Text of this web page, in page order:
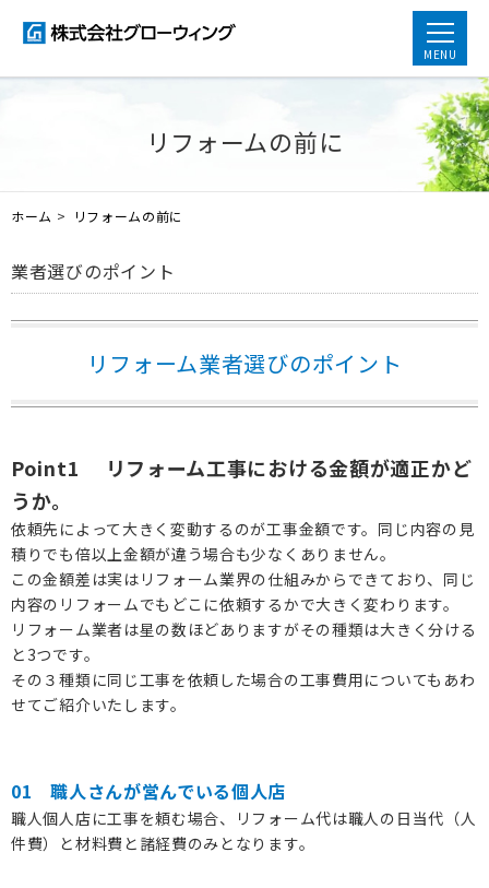
MENU
リフォームの前に
ホーム > リフォームの前に
業者選びのポイント
リフォーム業者選びのポイント
Point1 リフォーム工事における金額が適正かど
うか。
依頼先によって大きく変動するのが工事金額です。同じ内容の見
積りでも倍以上金額が違う場合も少なくありません。
この金額差は実はリフォーム業界の仕組みからできており、同じ
内容のリフォームでもどこに依頼するかで大きく変わります。
リフォーム業者は星の数ほどありますがその種類は大きく分ける
と3つです。
その３種類に同じ工事を依頼した場合の工事費用についてもあわ
せてご紹介いたします。
01 職人さんが営んでいる個人店
職人個人店に工事を頼む場合、リフォーム代は職人の日当代（人
件費）と材料費と諸経費のみとなります。